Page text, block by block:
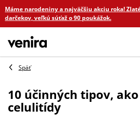
Prejsť
na
obsah
Máme narodeniny a najväčšiu akciu roka!
darčekov, veľkú súťaž o 90 poukážok.
10 účinných tipov,
celulitídy